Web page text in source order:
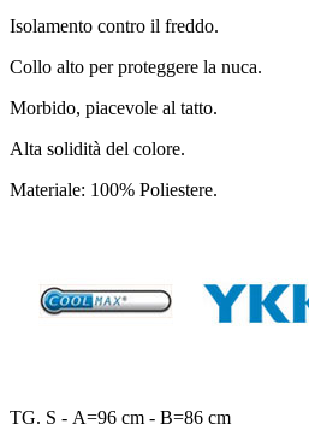
Isolamento contro il freddo.
Collo alto per proteggere la nuca.
Morbido, piacevole al tatto.
Alta solidità del colore.
Materiale: 100% Poliestere.
TG. S - A=96 cm - B=86 cm